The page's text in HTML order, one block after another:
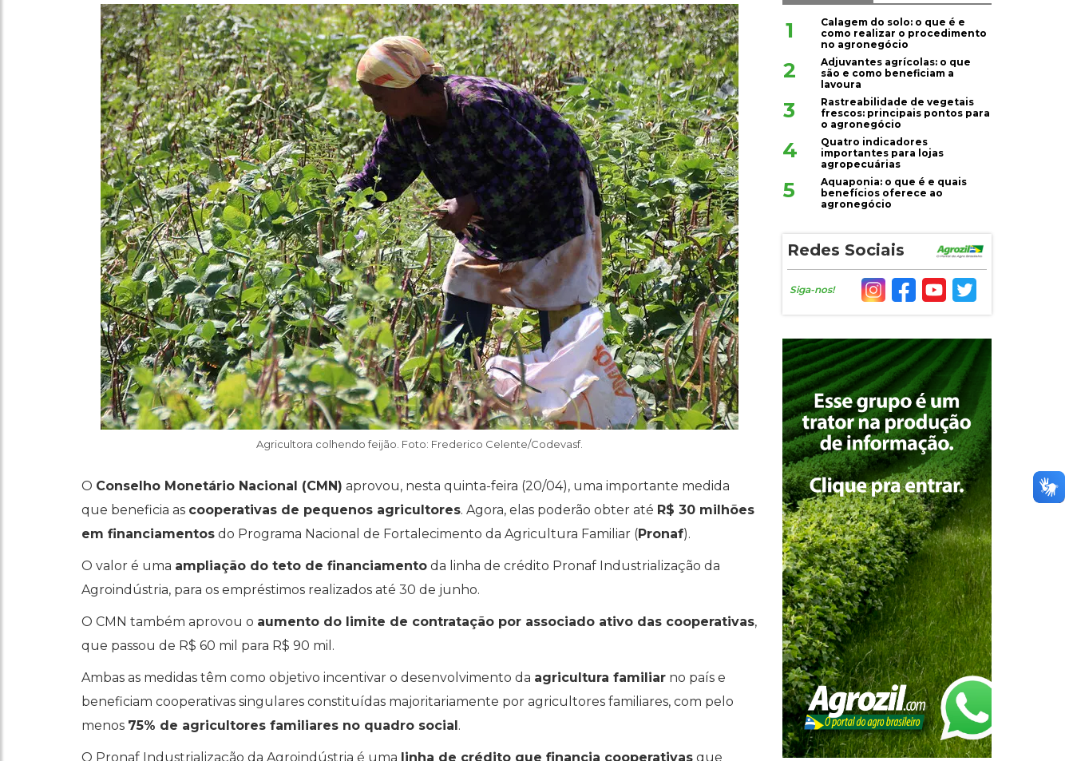
Agricultora colhendo feijão. Foto: Frederico Celente/Codevasf.
O Conselho Monetário Nacional (CMN) aprovou, nesta quinta-feira (20/04), uma importante medida
que beneficia as cooperativas de pequenos agricultores. Agora, elas poderão obter até R$ 30 milhões
em financiamentos do Programa Nacional de Fortalecimento da Agricultura Familiar (Pronaf).
O valor é uma ampliação do teto de financiamento da linha de crédito Pronaf Industrialização da
Agroindústria, para os empréstimos realizados até 30 de junho.
O CMN também aprovou o aumento do limite de contratação por associado ativo das cooperativas,
que passou de R$ 60 mil para R$ 90 mil.
Ambas as medidas têm como objetivo incentivar o desenvolvimento da agricultura familiar no país e
beneficiam cooperativas singulares constituídas majoritariamente por agricultores familiares, com pelo
menos 75% de agricultores familiares no quadro social.
O Pronaf Industrialização da Agroindústria é uma linha de crédito que financia cooperativas que
1
Calagem do solo: o que é e
como realizar o procedimento
no agronegócio
2
Adjuvantes agrícolas: o que
são e como beneficiam a
lavoura
3
Rastreabilidade de vegetais
frescos: principais pontos para
o agronegócio
4
Quatro indicadores
importantes para lojas
agropecuárias
5
Aquaponia: o que é e quais
benefícios oferece ao
agronegócio
Redes Sociais
Siga-nos!